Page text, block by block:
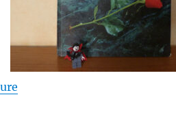
de « Vampire : la Mascarade